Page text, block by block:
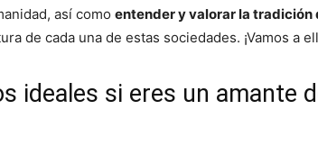
así como entender y valorar la tradición
de cada una de estas sociedades. ¡Vamos a
ideales si eres un amante